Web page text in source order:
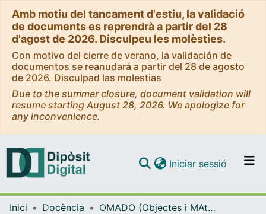
Amb motiu del tancament d'estiu, la validació
de documents es reprendrà a partir del 28
d'agost de 2026. Disculpeu les molèsties.
Con motivo del cierre de verano, la validación de
documentos se reanudará a partir del 28 de agosto
de 2026. Disculpad las molestias
Due to the summer closure, document validation will
resume starting August 28, 2026. We apologize for
any inconvenience.
Navega per tot el DD
Iniciar sessió (current)
Inici Docència
OMADO (Objectes i MAterials DOcents)